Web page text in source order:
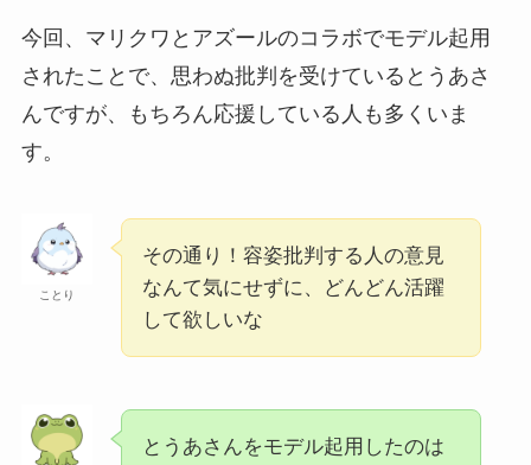
今回、マリクワとアズールのコラボでモデル起用
されたことで、思わぬ批判を受けているとうあさ
んですが、もちろん応援している人も多くいま
す。
ことり
その通り！容姿批判する人の意見
なんて気にせずに、どんどん活躍
して欲しいな
とうあさんをモデル起用したのは